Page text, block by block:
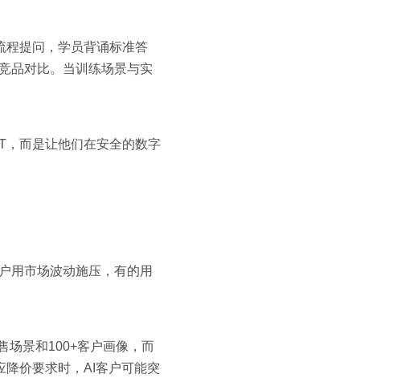
程提问，学员背诵标准答
品对比。当训练场景与实
，而是让他们在安全的数字
用市场波动施压，有的用
场景和100+客户画像，而
降价要求时，AI客户可能突